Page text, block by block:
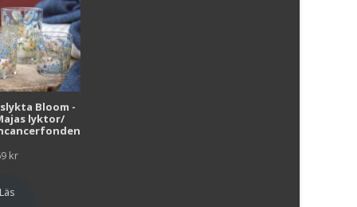
Bloom -
lyktor/
kr
Läs